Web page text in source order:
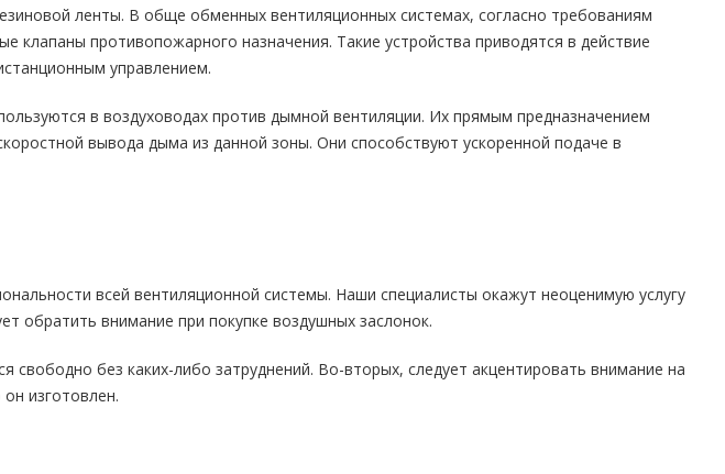
ленты. В обще обменных вентиляционных системах, согласно требованиям
клапаны противопожарного назначения. Такие устройства приводятся в действие
управлением.
в воздуховодах против дымной вентиляции. Их прямым предназначением
вывода дыма из данной зоны. Они способствуют ускоренной подаче в
всей вентиляционной системы. Наши специалисты окажут неоценимую услугу
обратить внимание при покупке воздушных заслонок.
без каких-либо затруднений. Во-вторых, следует акцентировать внимание на
изготовлен.